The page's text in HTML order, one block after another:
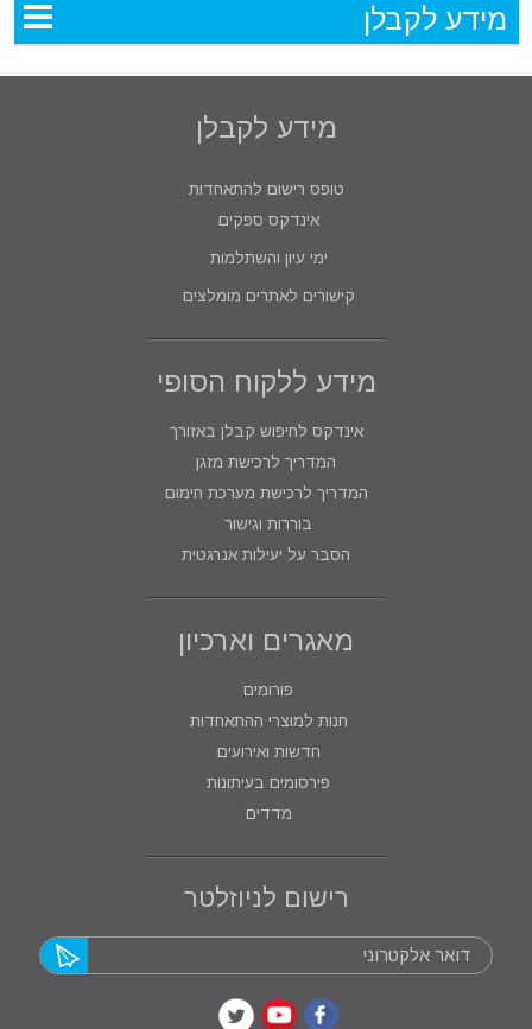
מידע לקבלן
מידע לקבלן
טופס רישום להתאחדות
אינדקס ספקים
ימי עיון והשתלמות
קישורים לאתרים מומלצים
מידע ללקוח הסופי
אינדקס לחיפוש קבלן באזורך
המדריך לרכישת מזגן
המדריך לרכישת מערכת חימום
בוררות וגישור
הסבר על יעילות אנרגטית
מאגרים וארכיון
פורומים
חנות למוצרי ההתאחדות
חדשות ואירועים
פירסומים בעיתונות
מדדים
רישום לניוזלטר